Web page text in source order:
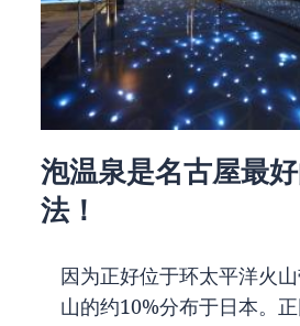
泡温泉是名古屋最
法！
因为正好位于环太平洋火
山的约10%分布于日本。